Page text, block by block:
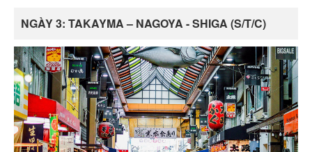
NGÀY 3: TAKAYMA – NAGOYA - SHIGA (S/T/C)